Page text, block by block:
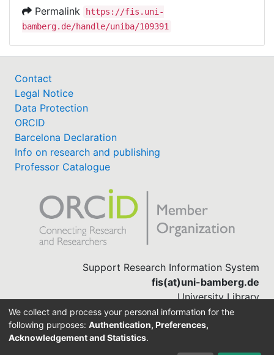
Permalink
https://fis.uni-
bamberg.de/handle/uniba/109391
Contact
Legal Notice
Data Protection
ORCID
Barcelona Declaration
Info on research and publishing
Professor Catalogue
Support Research Information System
fis(at)uni-bamberg.de
University Library
(0951) 863-1568
We collect and process your personal information for the
following purposes: Authentication, Preferences,
Acknowledgement and Statistics.